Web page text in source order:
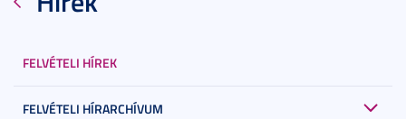
FELVÉTELI HÍREK
FELVÉTELI HÍRARCHÍVUM